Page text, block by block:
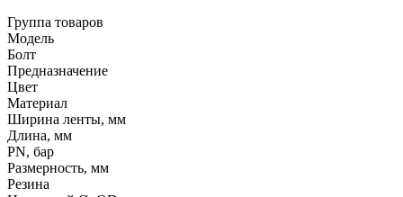
Группа товаров
Модель
Болт
Предназначение
Цвет
Материал
Ширина ленты, мм
Длина, мм
PN, бар
Размерность, мм
Резина